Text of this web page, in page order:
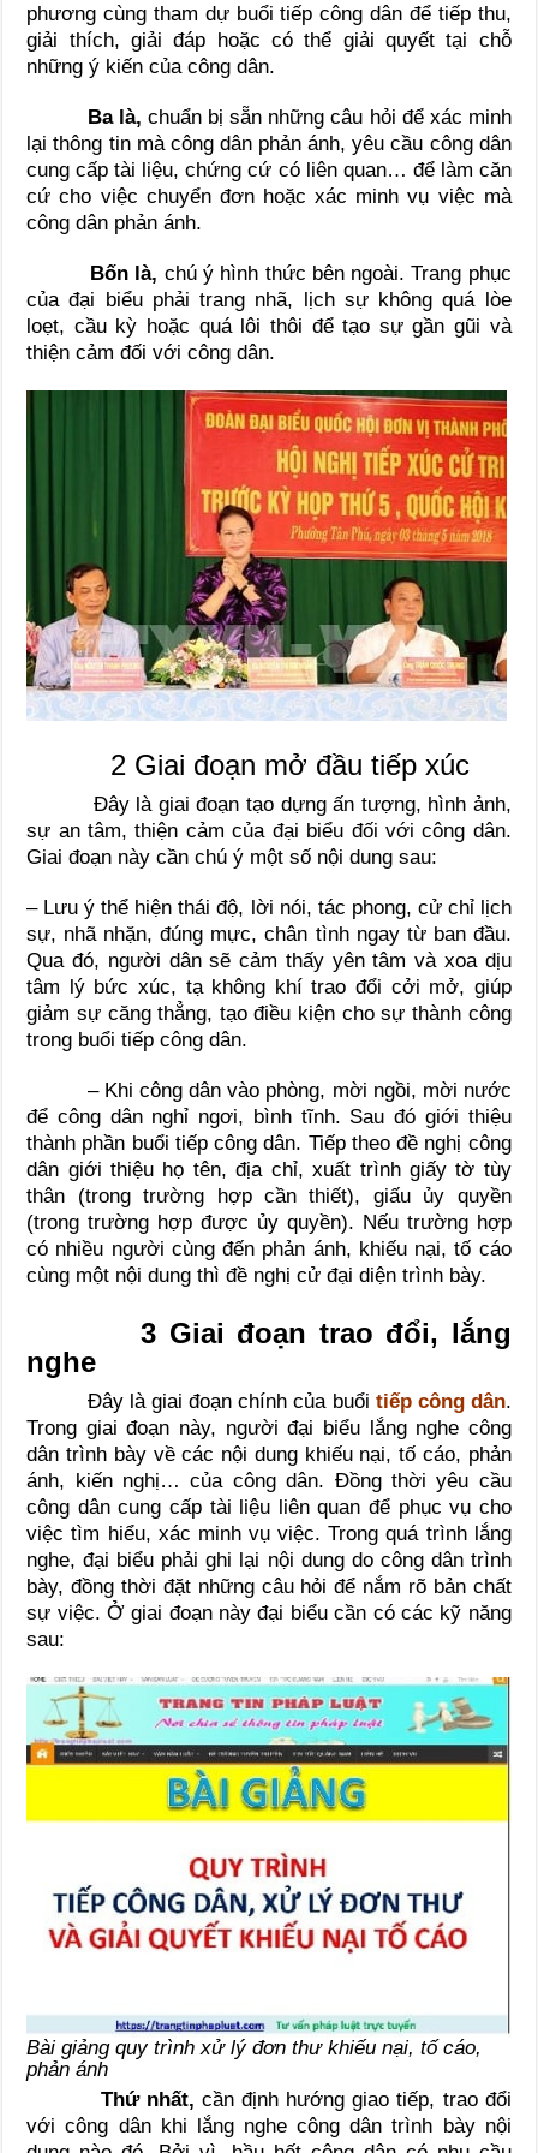
phương cùng tham dự buổi tiếp công dân để tiếp thu,
giải thích, giải đáp hoặc có thể giải quyết tại chỗ
những ý kiến của công dân.
Ba là, chuẩn bị sẵn những câu hỏi để xác minh
lại thông tin mà công dân phản ánh, yêu cầu công dân
cung cấp tài liệu, chứng cứ có liên quan… để làm căn
cứ cho việc chuyển đơn hoặc xác minh vụ việc mà
công dân phản ánh.
Bốn là, chú ý hình thức bên ngoài. Trang phục
của đại biểu phải trang nhã, lịch sự không quá lòe
loẹt, cầu kỳ hoặc quá lôi thôi để tạo sự gần gũi và
thiện cảm đối với công dân.
2 Giai đoạn mở đầu tiếp xúc
Đây là giai đoạn tạo dựng ấn tượng, hình ảnh,
sự an tâm, thiện cảm của đại biểu đối với công dân.
Giai đoạn này cần chú ý một số nội dung sau:
– Lưu ý thể hiện thái độ, lời nói, tác phong, cử chỉ lịch
sự, nhã nhặn, đúng mực, chân tình ngay từ ban đầu.
Qua đó, người dân sẽ cảm thấy yên tâm và xoa dịu
tâm lý bức xúc, tạ không khí trao đổi cởi mở, giúp
giảm sự căng thẳng, tạo điều kiện cho sự thành công
trong buổi tiếp công dân.
– Khi công dân vào phòng, mời ngồi, mời nước
để công dân nghỉ ngơi, bình tĩnh. Sau đó giới thiệu
thành phần buổi tiếp công dân. Tiếp theo đề nghị công
dân giới thiệu họ tên, địa chỉ, xuất trình giấy tờ tùy
thân (trong trường hợp cần thiết), giấu ủy quyền
(trong trường hợp được ủy quyền). Nếu trường hợp
có nhiều người cùng đến phản ánh, khiếu nại, tố cáo
cùng một nội dung thì đề nghị cử đại diện trình bày.
3 Giai đoạn trao đổi, lắng
nghe
Đây là giai đoạn chính của buổi tiếp công dân.
Trong giai đoạn này, người đại biểu lắng nghe công
dân trình bày về các nội dung khiếu nại, tố cáo, phản
ánh, kiến nghị… của công dân. Đồng thời yêu cầu
công dân cung cấp tài liệu liên quan để phục vụ cho
việc tìm hiểu, xác minh vụ việc. Trong quá trình lắng
nghe, đại biểu phải ghi lại nội dung do công dân trình
bày, đồng thời đặt những câu hỏi để nắm rõ bản chất
sự việc. Ở giai đoạn này đại biểu cần có các kỹ năng
sau:
Bài giảng quy trình xử lý đơn thư khiếu nại, tố cáo,
phản ánh
Thứ nhất, cần định hướng giao tiếp, trao đổi
với công dân khi lắng nghe công dân trình bày nội